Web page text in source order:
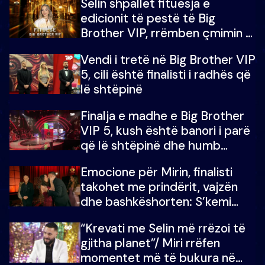
edicionit të pestë të Big
Brother VIP, rrëmben çmimin e
Vendi i tretë në Big Brother VIP
5, cili është finalisti i radhës që
lë shtëpinë
Finalja e madhe e Big Brother
VIP 5, kush është banori i parë
që lë shtëpinë dhe humb
çmimin e madh
Emocione për Mirin, finalisti
takohet me prindërit, vajzën
dhe bashkëshorten: S’kemi
“Krevati me Selin më rrëzoi të
gjitha planet”/ Miri rrëfen
momentet më të bukura në